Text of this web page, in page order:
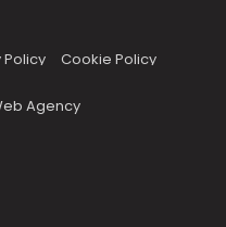
Policy Cookie Policy
Agency